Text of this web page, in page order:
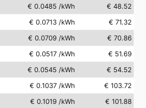
€ 0.0485 /kWh
€ 48.52
€ 0.0713 /kWh
€ 71.32
€ 0.0709 /kWh
€ 70.86
€ 0.0517 /kWh
€ 51.69
€ 0.0545 /kWh
€ 54.52
€ 0.1037 /kWh
€ 103.72
€ 0.1019 /kWh
€ 101.88